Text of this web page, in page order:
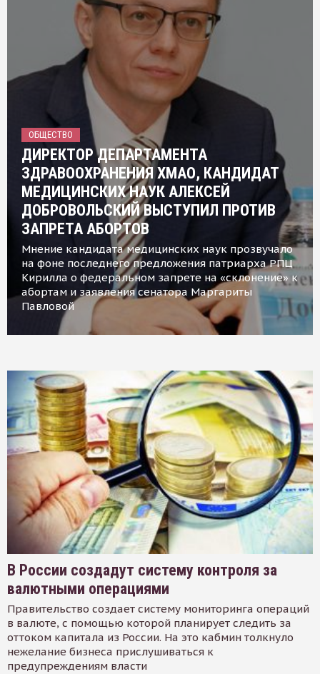
ОБЩЕСТВО
ДИРЕКТОР ДЕПАРТАМЕНТА
ЗДРАВООХРАНЕНИЯ ХМАО, КАНДИДАТ
МЕДИЦИНСКИХ НАУК АЛЕКСЕЙ
ДОБРОВОЛЬСКИЙ ВЫСТУПИЛ ПРОТИВ
ЗАПРЕТА АБОРТОВ
Мнение кандидата медицинских наук прозвучало
на фоне последнего предложения патриарха РПЦ
Кирилла о федеральном запрете на «склонение» к
абортам и заявления сенатора Маргариты
Павловой
В России создадут систему контроля за
валютными операциями
Правительство создает систему мониторинга операций
в валюте, с помощью которой планирует следить за
оттоком капитала из России. На это кабмин толкнуло
нежелание бизнеса прислушиваться к
предупреждениям власти